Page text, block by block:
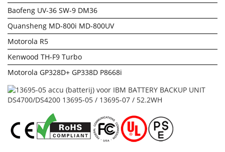
Baofeng UV-36 SW-9 DM36
Quansheng MD-800i MD-800UV
Motorola R5
Kenwood TH-F9 Turbo
Motorola GP328D+ GP338D P8668i